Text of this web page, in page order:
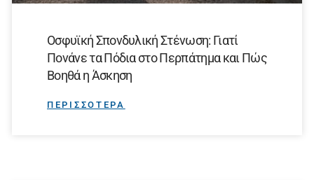
Οσφυϊκή Σπονδυλική Στένωση: Γιατί
Πονάνε τα Πόδια στο Περπάτημα και Πώς
Βοηθά η Άσκηση
ΠΕΡΙΣΣΟΤΕΡΑ